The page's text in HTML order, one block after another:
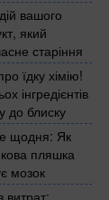
вашого
який
старіння
їдку хімію!
інгредієнтів
до блиску
щодня: Як
пляшка
мозок
витрат: